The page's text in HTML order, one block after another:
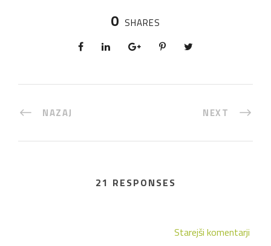
0 SHARES
NAZAJ NEXT
21 RESPONSES
Starejši komentarji